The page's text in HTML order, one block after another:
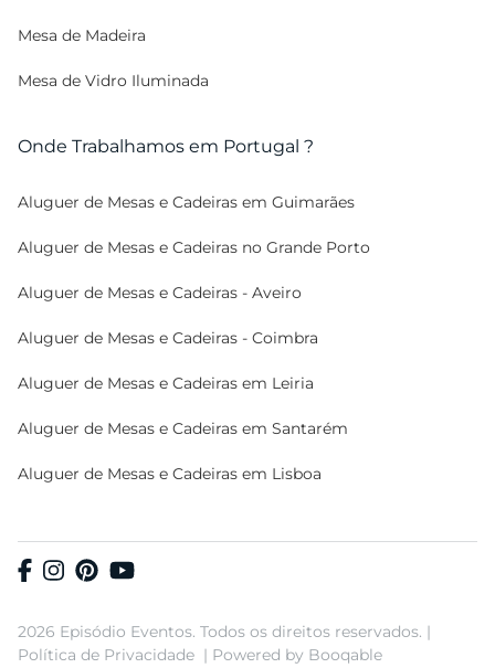
Mesa de Madeira
Mesa de Vidro Iluminada
Onde Trabalhamos em Portugal ?
Aluguer de Mesas e Cadeiras em Guimarães
Aluguer de Mesas e Cadeiras no Grande Porto
Aluguer de Mesas e Cadeiras - Aveiro
Aluguer de Mesas e Cadeiras - Coimbra
Aluguer de Mesas e Cadeiras em Leiria
Aluguer de Mesas e Cadeiras em Santarém
Aluguer de Mesas e Cadeiras em Lisboa
2026 Episódio Eventos. Todos os direitos reservados. |
Política de Privacidade | Powered by Booqable